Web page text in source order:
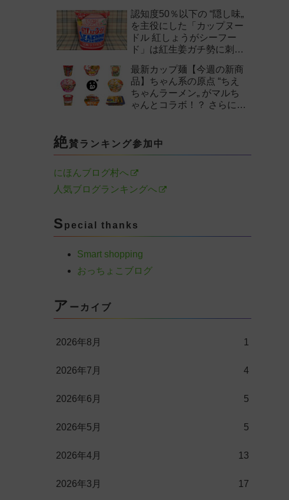
認知度50％以下の “隠し味„
を主役にした「カップヌー
ドル 紅しょうがシーフー
ド」は紅生姜ガチ勢に刺さ
最新カップ麺【今週の新商
品】ちゃん系の原点 “ちえ
ちゃんラーメン„ がマルち
ゃんとコラボ！？ さらに
絶賛ランキング参加中
にほんブログ村へ
人気ブログランキングへ
S pecial thanks
Smart shopping
おっちょこブログ
ア ーカイブ
2026年8月 1
2026年7月 4
2026年6月 5
2026年5月 5
2026年4月 13
2026年3月 17